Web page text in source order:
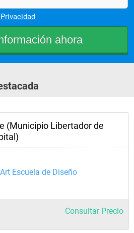
(Municipio Libertador de
Escuela de Diseño
Consultar Precio